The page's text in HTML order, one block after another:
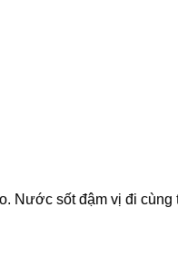
Nước sốt đậm vị đi